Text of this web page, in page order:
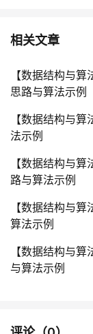
相关文章
【数据结构与
思路与算法示例
【数据结构与
法示例
【数据结构与
路与算法示例
【数据结构与
算法示例
【数据结构与
与算法示例